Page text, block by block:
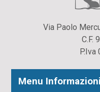
Via Paolo
C.F.
P.Iva
Menu